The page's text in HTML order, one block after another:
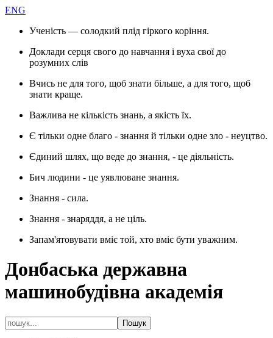
ENG
Ученість — солодкий плід гіркого коріння.
Доклади серця свого до навчання і вуха свої до
розумних слів
Вчись не для того, щоб знати більше, а для того, щоб
знати краще.
Важлива не кількість знань, а якість їх.
Є тільки одне благо - знання й тільки одне зло - неуцтво.
Єдиний шлях, що веде до знання, - це діяльність.
Бич людини - це уявлюване знання.
Знання - сила.
Знання - знаряддя, а не ціль.
Запам'ятовувати вміє той, хто вміє бути уважним.
Донбаська державна
машинобудівна академія